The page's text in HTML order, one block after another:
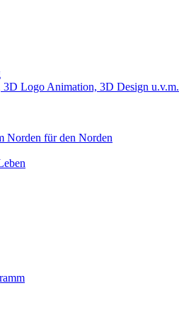
Logo Animation, 3D Design u.v.m.
Norden für den Norden